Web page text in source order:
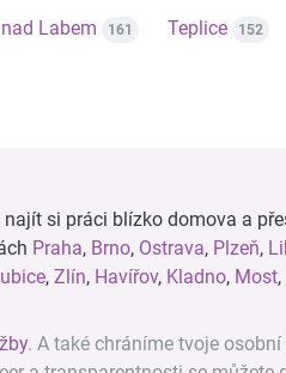
Labem 161 Teplice 152
si práci blízko domova a
Praha, Brno, Ostrava, Plzeň,
, Zlín, Havířov, Kladno, Most,
. A také chráníme tvoje osobní